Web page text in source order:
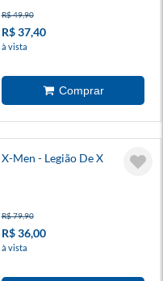
R$ 49,90
R$ 37,40
à vista
X-Men - Legião De X
R$ 79,90
R$ 36,00
à vista